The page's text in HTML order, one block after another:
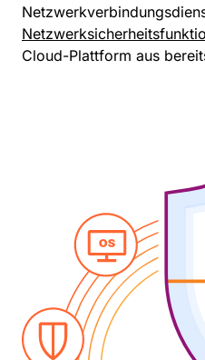
Cloud-Plattform aus